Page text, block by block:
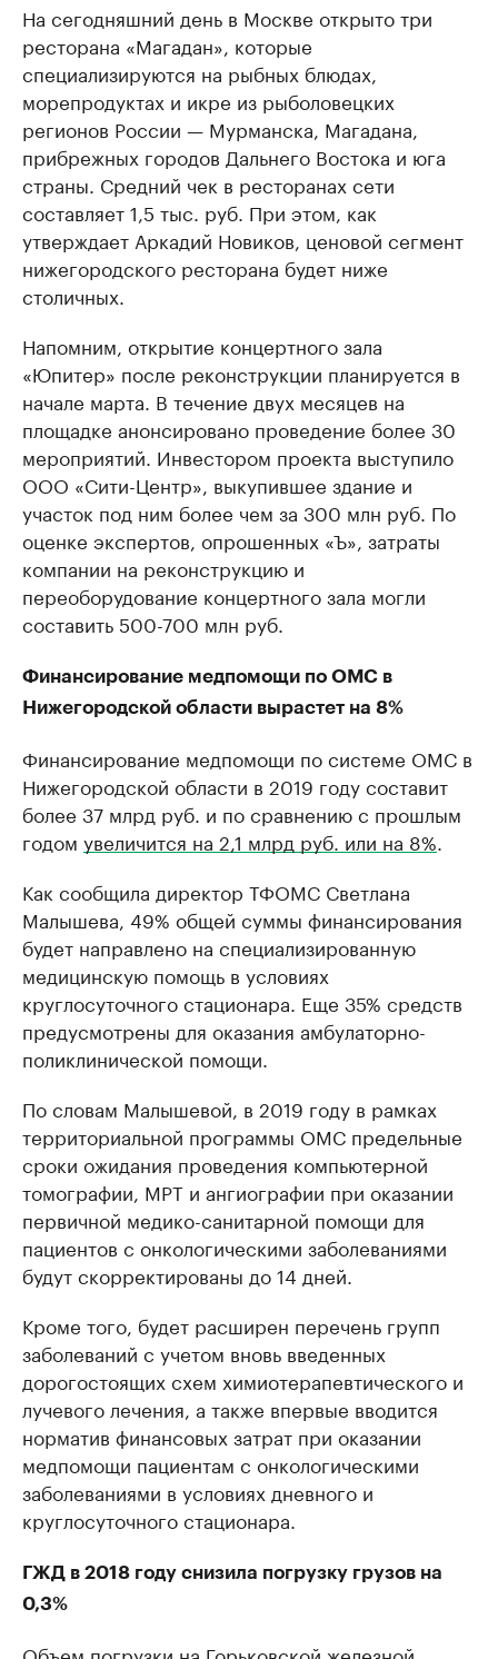
На сегодняшний день в ​Москве открыто три
ресторана «Магадан», которые
специализируются на рыбных блюдах,
морепродуктах и икре из рыболовецких
регионов России — Мурманска, Магадана,
прибрежных городов Дальнего Востока и юга
страны. Средний чек в ресторанах сети
составляет 1,5 тыс. руб. При этом, как
утверждает Аркадий Новиков, ценовой сегмент
нижегородского ресторана будет ниже
столичных.
Напомним, открытие концертного зала
«Юпитер» после реконструкции планируется в
начале марта. В течение двух месяцев на
площадке анонсировано проведение более 30
мероприятий. Инвестором проекта выступило
ООО «Сити-Центр», выкупившее здание и
участок под ним более чем за 300 млн руб. По
оценке экспертов, опрошенных «Ъ», затраты
компании на реконструкцию и
переоборудование концертного зала могли
составить 500-700 млн руб.
Финансирование медпомощи по ОМС в
Нижегородской области вырастет на 8%
Финансирование медпомощи по системе ОМС в
Нижегородской области в 2019 году составит
более 37 млрд руб. и по сравнению с прошлым
годом увеличится на 2,1 млрд руб. или на 8%
Как сообщила директор ТФОМС Светлана
Малышева, 49% общей суммы финансирования
будет направлено на специализированную
медицинскую помощь в условиях
круглосуточного стационара. Еще 35% средств
предусмотрены для оказания амбулаторно-
поликлинической помощи.
По словам Малышевой, в 2019 году в рамках
территориальной программы ОМС предельные
сроки ожидания проведения компьютерной
томографии, МРТ и ангиографии при оказании
первичной медико-санитарной помощи для
пациентов с онкологическими заболеваниями
будут скорректированы до 14 дней.
Кроме того, будет расширен перечень групп
заболеваний с учетом вновь введенных
дорогостоящих схем химиотерапевтического и
лучевого лечения, а также впервые вводится
норматив финансовых затрат при оказании
медпомощи пациентам с онкологическими
заболеваниями в условиях дневного и
круглосуточного стационара.
ГЖД в 2018 году снизила погрузку грузов на
0,3%
Объем погрузки на Горьковской железной